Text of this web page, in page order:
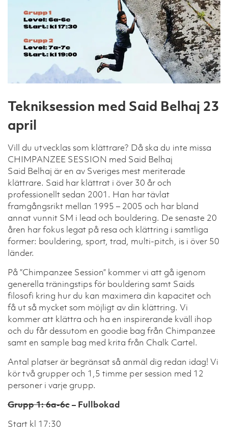
Tekniksession med Said Belhaj 23
april
Vill du utvecklas som klättrare? Då ska du inte missa
CHIMPANZEE SESSION med Said Belhaj
Said Belhaj är en av Sveriges mest meriterade
klättrare. Said har klättrat i över 30 år och
professionellt sedan 2001. Han har tävlat
framgångsrikt mellan 1995 – 2005 och har bland
annat vunnit SM i lead och bouldering. De senaste 20
åren har fokus legat på resa och klättring i samtliga
former: bouldering, sport, trad, multi-pitch, is i över 50
länder.
På ”Chimpanzee Session” kommer vi att gå igenom
generella träningstips för bouldering samt Saids
filosofi kring hur du kan maximera din kapacitet och
få ut så mycket som möjligt av din klättring. Vi
kommer att klättra och ha en inspirerande kväll ihop
och du får dessutom en goodie bag från Chimpanzee
samt en sample bag med krita från Chalk Cartel.
Antal platser är begränsat så anmäl dig redan idag! Vi
kör två grupper och 1,5 timme per session med 12
personer i varje grupp.
Grupp 1: 6a-6c– Fullbokad
Start kl 17:30